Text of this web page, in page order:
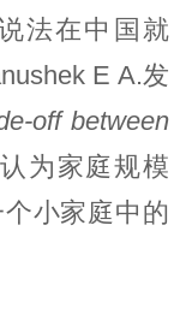
法在中国就
E A.发
off between
为家庭规模
小家庭中的